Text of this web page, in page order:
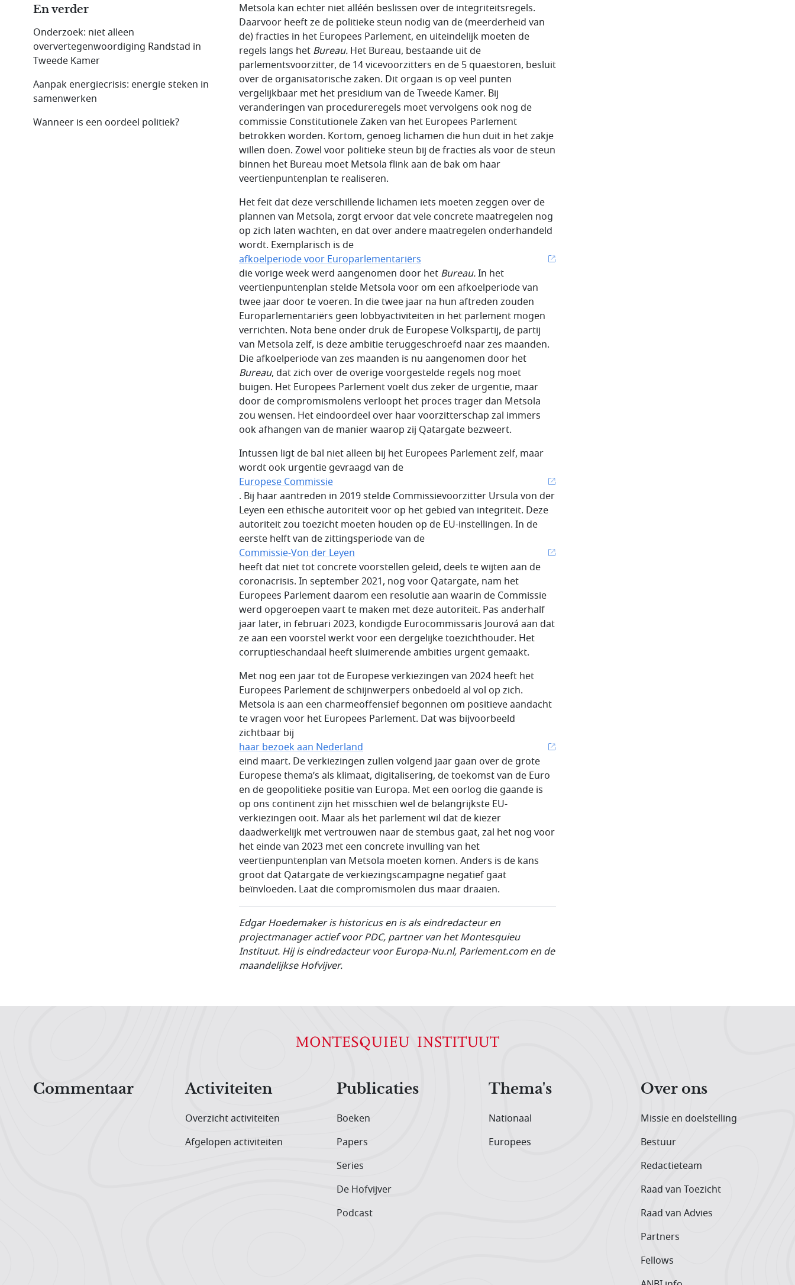
Metsola kan echter niet alléén beslissen over de integriteitsregels.
Daarvoor heeft ze de politieke steun nodig van de (meerderheid van
de) fracties in het Europees Parlement, en uiteindelijk moeten de
regels langs het Bureau. Het Bureau, bestaande uit de
parlementsvoorzitter, de 14 vicevoorzitters en de 5 quaestoren, besluit
over de organisatorische zaken. Dit orgaan is op veel punten
vergelijkbaar met het presidium van de Tweede Kamer. Bij
veranderingen van procedureregels moet vervolgens ook nog de
commissie Constitutionele Zaken van het Europees Parlement
betrokken worden. Kortom, genoeg lichamen die hun duit in het zakje
willen doen. Zowel voor politieke steun bij de fracties als voor de steun
binnen het Bureau moet Metsola flink aan de bak om haar
veertienpuntenplan te realiseren.
Het feit dat deze verschillende lichamen iets moeten zeggen over de
plannen van Metsola, zorgt ervoor dat vele concrete maatregelen nog
op zich laten wachten, en dat over andere maatregelen onderhandeld
wordt. Exemplarisch is de
afkoelperiode voor Europarlementariërs
die vorige week werd aangenomen door het Bureau.In het
veertienpuntenplan stelde Metsola voor om een afkoelperiode van
twee jaar door te voeren. In die twee jaar na hun aftreden zouden
Europarlementariërs geen lobbyactiviteiten in het parlement mogen
verrichten. Nota bene onder druk de Europese Volkspartij, de partij
van Metsola zelf, is deze ambitie teruggeschroefd naar zes maanden.
Die afkoelperiode van zes maanden is nu aangenomen door het
Bureau, dat zich over de overige voorgestelde regels nog moet
buigen. Het Europees Parlement voelt dus zeker de urgentie, maar
door de compromismolens verloopt het proces trager dan Metsola
zou wensen. Het eindoordeel over haar voorzitterschap zal immers
ook afhangen van de manier waarop zij Qatargate bezweert.
Intussen ligt de bal niet alleen bij het Europees Parlement zelf, maar
wordt ook urgentie gevraagd van de
Europese Commissie
. Bij haar aantreden in 2019 stelde Commissievoorzitter Ursula von der
Leyen een ethische autoriteit voor op het gebied van integriteit. Deze
autoriteit zou toezicht moeten houden op de EU-instellingen. In de
eerste helft van de zittingsperiode van de
Commissie-Von der Leyen
heeft dat niet tot concrete voorstellen geleid, deels te wijten aan de
coronacrisis. In september 2021, nog voor Qatargate, nam het
Europees Parlement daarom een resolutie aan waarin de Commissie
werd opgeroepen vaart te maken met deze autoriteit. Pas anderhalf
jaar later, in februari 2023, kondigde Eurocommissaris Jourová aan dat
ze aan een voorstel werkt voor een dergelijke toezichthouder. Het
corruptieschandaal heeft sluimerende ambities urgent gemaakt.
Met nog een jaar tot de Europese verkiezingen van 2024 heeft het
Europees Parlement de schijnwerpers onbedoeld al vol op zich.
Metsola is aan een charmeoffensief begonnen om positieve aandacht
te vragen voor het Europees Parlement. Dat was bijvoorbeeld
zichtbaar bij
haar bezoek aan Nederland
eind maart. De verkiezingen zullen volgend jaar gaan over de grote
Europese thema’s als klimaat, digitalisering, de toekomst van de Euro
en de geopolitieke positie van Europa. Met een oorlog die gaande is
op ons continent zijn het misschien wel de belangrijkste EU-
verkiezingen ooit. Maar als het parlement wil dat de kiezer
daadwerkelijk met vertrouwen naar de stembus gaat, zal het nog voor
het einde van 2023 met een concrete invulling van het
veertienpuntenplan van Metsola moeten komen. Anders is de kans
groot dat Qatargate de verkiezingscampagne negatief gaat
beïnvloeden. Laat die compromismolen dus maar draaien.
Edgar Hoedemaker is historicus en is als eindredacteur en
projectmanager actief voor PDC, partner van het Montesquieu
Instituut. Hij is eindredacteur voor Europa-Nu.nl, Parlement.com en de
maandelijkse Hofvijver.
En verder
Onderzoek: niet alleen
oververtegenwoordiging Randstad in
Tweede Kamer
Aanpak energiecrisis: energie steken in
samenwerken
Wanneer is een oordeel politiek?
Commentaar
Activiteiten
Overzicht activiteiten
Afgelopen activiteiten
Publicaties
Boeken
Papers
Series
De Hofvijver
Podcast
Thema's
Nationaal
Europees
Over ons
Missie en doelstelling
Bestuur
Redactieteam
Raad van Toezicht
Raad van Advies
Partners
Fellows